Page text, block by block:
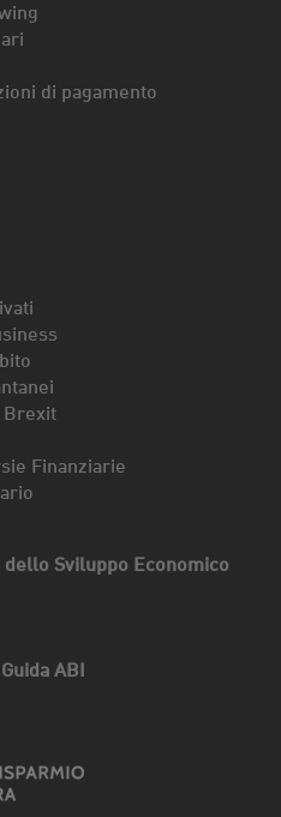
di pagamento
Brexit
Finanziarie
Sviluppo Economico
ABI